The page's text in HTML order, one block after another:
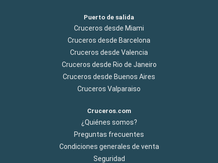
Puerto de salida
Cruceros desde Miami
Cruceros desde Barcelona
Cruceros desde Valencia
Cruceros desde Rio de Janeiro
Cruceros desde Buenos Aires
Cruceros Valparaiso
Cruceros.com
¿Quiénes somos?
Preguntas frecuentes
Condiciones generales de venta
Seguridad